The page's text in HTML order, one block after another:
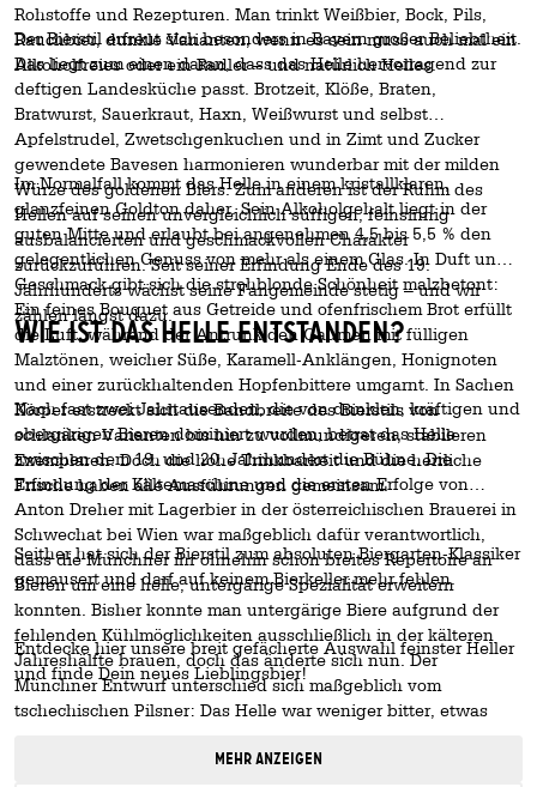
Rohstoffe und Rezepturen. Man trinkt Weißbier, Bock, Pils,
Rauchbier, dunkle Varianten, wenn es sein muss auch mal ein
Alkoholfreies oder ein Radler – und natürlich Helles.
Der Bierstil erfreut sich besonders in Bayern großer Beliebtheit.
Das liegt zum einen daran, dass das Helle hervorragend zur
deftigen Landesküche passt. Brotzeit, Klöße, Braten,
Bratwurst, Sauerkraut, Haxn, Weißwurst und selbst
Apfelstrudel, Zwetschgenkuchen und in Zimt und Zucker
gewendete Bavesen harmonieren wunderbar mit der milden
Würze des goldenen Biers. Zum anderen ist der Ruhm des
Hellen auf seinen unvergleichlich süffigen, feinsinnig
ausbalancierten und geschmackvollen Charakter
zurückzuführen. Seit seiner Erfindung Ende des 19.
Jahrhunderts wächst seine Fangemeinde stetig – und wir
zählen längst dazu.
Im Normalfall kommt das Helle in einem kristallklaren,
glanzfeinen Goldton daher. Sein Alkoholgehalt liegt in der
guten Mitte und erlaubt bei angenehmen 4,5 bis 5,5 % den
gelegentlichen Genuss von mehr als einem Glas. In Duft und
Geschmack gibt sich die strohblonde Schönheit malzbetont:
Ein feines Bouquet aus Getreide und ofenfrischem Brot erfüllt
die Luft, während der Antrunk den Gaumen mit fülligen
Malztönen, weicher Süße, Karamell-Anklängen, Honignoten
und einer zurückhaltenden Hopfenbittere umgarnt. In Sachen
Körper erstreckt sich die Bandbreite des Bierstils von
schlanken Varianten bis hin zu vollmundigeren, stabileren
Exemplaren. Doch die hohe Trinkbarkeit und die herrliche
Frische haben alle Ausführungen gemeinsam.
Wie ist das Helle entstanden?
Nach fast zwei Jahrtausenden, die von dunklen, kräftigen und
obergärigen Bieren dominiert wurden, betrat das Helle
zwischen dem 19. und 20. Jahrhundert die Bühne. Die
Erfindung der Kältemaschine und die ersten Erfolge von
Anton Dreher mit Lagerbier in der österreichischen Brauerei in
Schwechat bei Wien war maßgeblich dafür verantwortlich,
dass die Münchner ihr ohnehin schon breites Repertoire an
Bieren um eine helle, untergärige Spezialität erweitern
konnten. Bisher konnte man untergärige Biere aufgrund der
fehlenden Kühlmöglichkeiten ausschließlich in der kälteren
Jahreshälfte brauen, doch das änderte sich nun. Der
Münchner Entwurf unterschied sich maßgeblich vom
tschechischen Pilsner: Das Helle war weniger bitter, etwas
Seither hat sich der Bierstil zum absoluten Biergarten-Klassiker
gemausert und darf auf keinem Bierkeller mehr fehlen.
Entdecke hier unsere breit gefächerte Auswahl feinster Heller
und finde Dein neues Lieblingsbier!
MEHR ANZEIGEN